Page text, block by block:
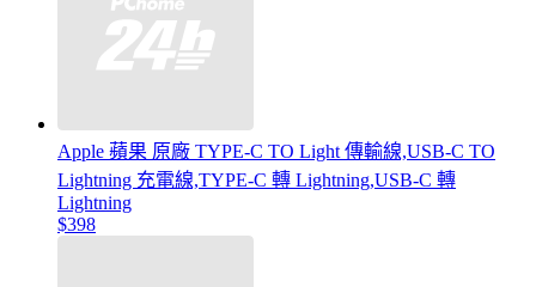
Apple 蘋果 原廠 TYPE-C TO Light 傳輸線,USB-C TO
Lightning 充電線,TYPE-C 轉 Lightning,USB-C 轉
Lightning
$398